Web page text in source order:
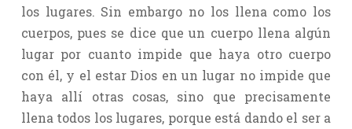
los lugares. Sin embargo no los llena como los
cuerpos, pues se dice que un cuerpo llena algún
lugar por cuanto impide que haya otro cuerpo
con él, y el estar Dios en un lugar no impide que
haya allí otras cosas, sino que precisamente
llena todos los lugares, porque está dando el ser a